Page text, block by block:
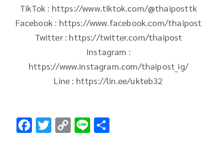
TikTok : https://www.tiktok.com/@thaiposttk
Facebook : https://www.facebook.com/thaipost
Twitter : https://twitter.com/thaipost
Instagram :
https://www.instagram.com/thaipost_ig/
Line : https://lin.ee/ukteb32
F T C Li